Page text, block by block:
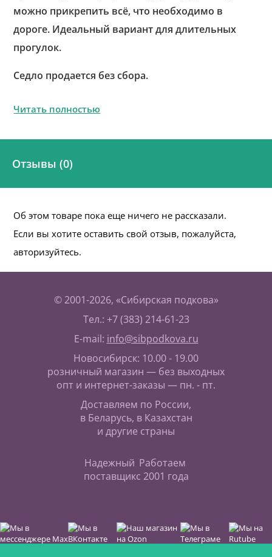
можно прикрепить всё, что необходимо в
дороге. Идеальный вариант для длительных
прогулок.
Седло продается без сбора.
Читать полностью
Отзывы (0)
Об этом товаре пока еще ничего не рассказали.
Если вы хотите оставить свой отзыв, пожалуйста,
авторизуйтесь.
© 2001-2026, «Сибирская подкова»
Тел.: +7 (383) 214-61-23
E-mail: info@sibpodkova.ru
Новосибирск: 10.00 - 19.00
розничный магазин — без выходных
опт и интернет-заказы — пн. - пт.
Доставляем по России,
в Беларусь, в Казахстан
и другие страны
Надежный
поставщик
Работаем
с 2001 года